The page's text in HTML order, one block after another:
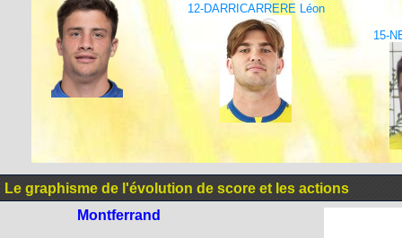
12-DARRICARRERE Léon
15-
Le graphisme de l'évolution de score et les actions
Montferrand